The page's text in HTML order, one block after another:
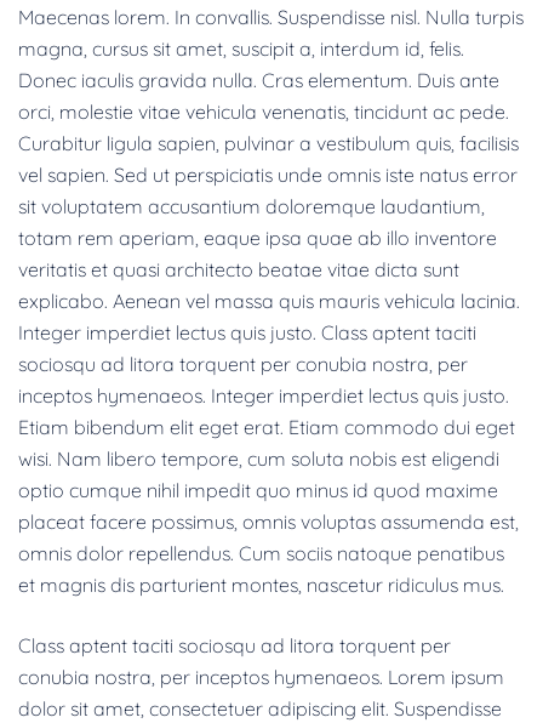
Maecenas lorem. In convallis. Suspendisse nisl. Nulla turpis
magna, cursus sit amet, suscipit a, interdum id, felis.
Donec iaculis gravida nulla. Cras elementum. Duis ante
orci, molestie vitae vehicula venenatis, tincidunt ac pede.
Curabitur ligula sapien, pulvinar a vestibulum quis, facilisis
vel sapien. Sed ut perspiciatis unde omnis iste natus error
sit voluptatem accusantium doloremque laudantium,
totam rem aperiam, eaque ipsa quae ab illo inventore
veritatis et quasi architecto beatae vitae dicta sunt
explicabo. Aenean vel massa quis mauris vehicula lacinia.
Integer imperdiet lectus quis justo. Class aptent taciti
sociosqu ad litora torquent per conubia nostra, per
inceptos hymenaeos. Integer imperdiet lectus quis justo.
Etiam bibendum elit eget erat. Etiam commodo dui eget
wisi. Nam libero tempore, cum soluta nobis est eligendi
optio cumque nihil impedit quo minus id quod maxime
placeat facere possimus, omnis voluptas assumenda est,
omnis dolor repellendus. Cum sociis natoque penatibus
et magnis dis parturient montes, nascetur ridiculus mus.
Class aptent taciti sociosqu ad litora torquent per
conubia nostra, per inceptos hymenaeos. Lorem ipsum
dolor sit amet, consectetuer adipiscing elit. Suspendisse